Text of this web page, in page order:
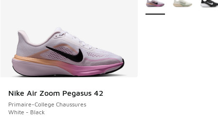
Nike Air Zoom Pegasus 42
Primaire-College Chaussures
White - Black